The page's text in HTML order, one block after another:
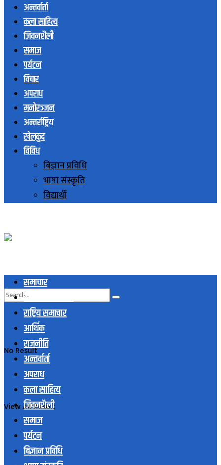
अन्तर्वार्ता
कला साहित्य
जिवनशैली
समाज
पर्यटन
विचार
अपराध
मनोरञ्जन
अन्तर्राष्ट्रिय
खेलकुद
विविध
बिज्ञान प्रविधि
भाषा संस्कृति
विद्यार्थी
No Result
View All Result
समाचार
स्थानिय समाचार
राष्ट्रिय समाचार
आर्थिक
राजनीति
अन्तर्वार्ता
अपराध
कला साहित्य
जिवनशैली
समाज
पर्यटन
बिज्ञान प्रविधि